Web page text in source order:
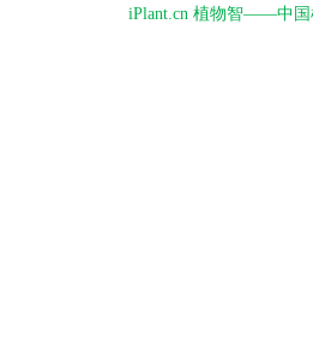
iPlant.cn 植物智——中国